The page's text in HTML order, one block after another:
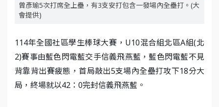
曾彥瑜5次打席全上壘，有3支安打包含一發場內全壘打。(大
會提供)
114年全國社區學生棒球大賽，U10混合組北區A組(北
2)賽事由藍色閃電藍交手信義飛燕藍，藍色閃電藍不見
背靠背出賽疲態，首局敲出5支場內全壘打攻下18分大
局，終場就以42：0完封信義飛燕藍。